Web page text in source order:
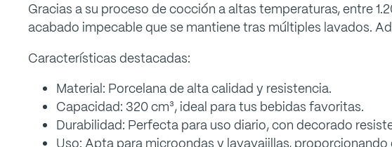
Gracias a su proceso de cocción a altas temperaturas, entre
acabado impecable que se mantiene tras múltiples lavados.
Características destacadas:
Material: Porcelana de alta calidad y resistencia.
Capacidad: 320 cm³, ideal para tus bebidas favoritas.
Durabilidad: Perfecta para uso diario, con decorado
Uso: Apta para microondas y lavavajillas,